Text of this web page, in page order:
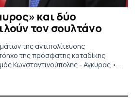
και δύο
τον σουλτάνο
της αντιπολίτευσης
της πρόσφατης καταδίκης
Κωνσταντινούπολης - Αγκυρας •
των Τούρκων